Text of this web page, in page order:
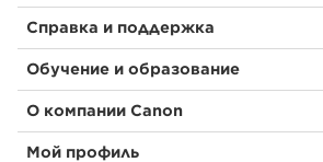
Справка и поддержка
Обучение и образование
О компании Canon
Мой профиль